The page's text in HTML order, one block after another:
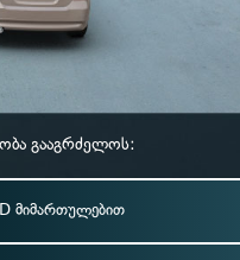
გააგრძელოს:
მიმართულებით